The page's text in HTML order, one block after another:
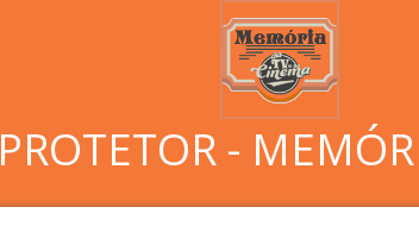
PROTETOR -